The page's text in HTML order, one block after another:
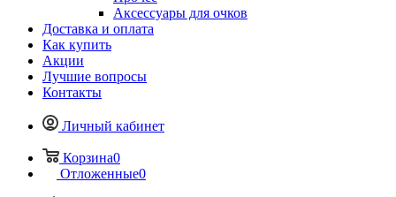
Аксессуары для очков
Доставка и оплата
Как купить
Акции
Лучшие вопросы
Контакты
Личный кабинет
Корзина0
Отложенные0